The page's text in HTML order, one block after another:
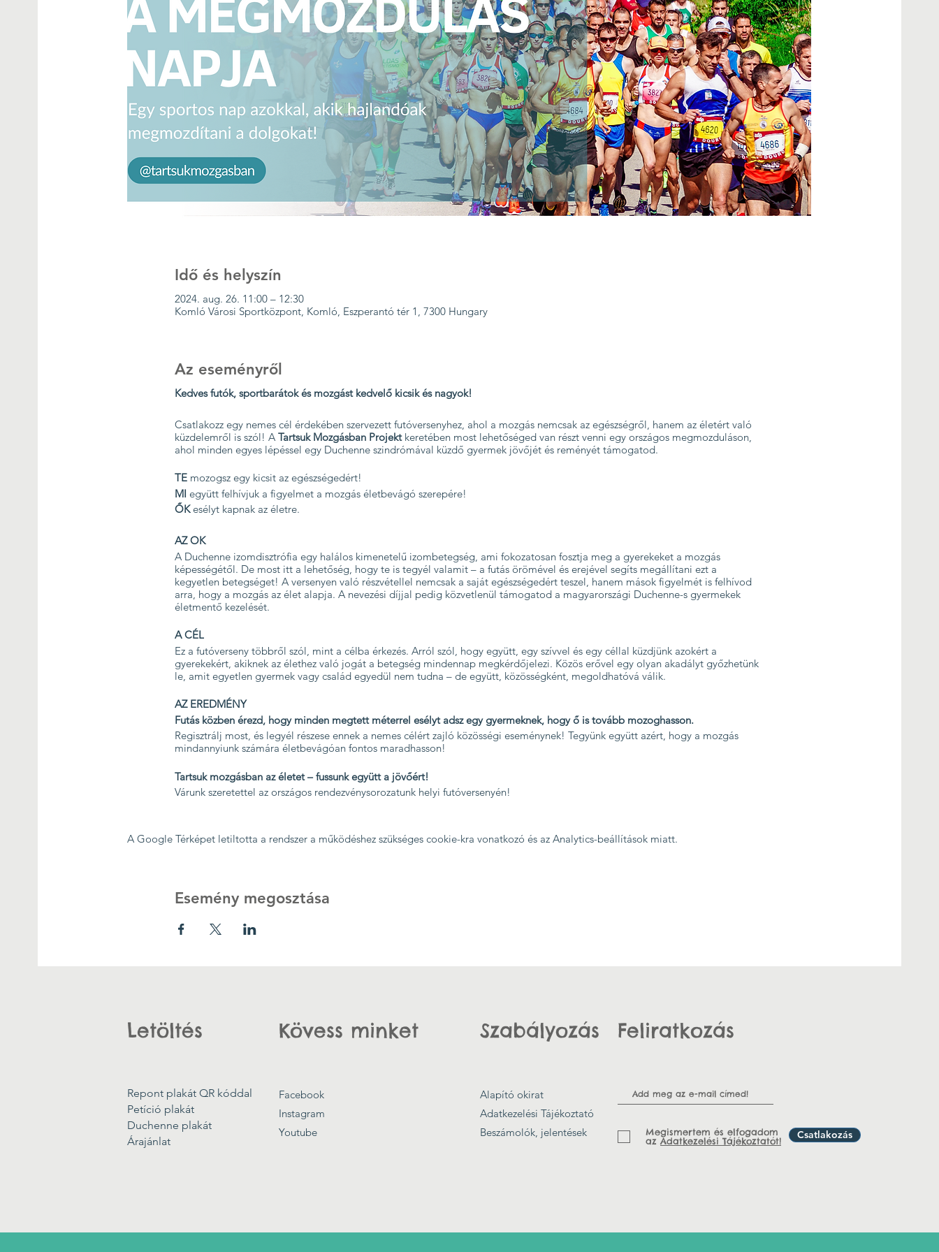
Idő és helyszín
2024. aug. 26. 11:00 – 12:30
Komló Városi Sportközpont, Komló, Eszperantó tér 1, 7300 Hungary
Az eseményről
Kedves futók, sportbarátok és mozgást kedvelő kicsik és nagyok!
Csatlakozz egy nemes cél érdekében szervezett futóversenyhez, ahol a mozgás nemcsak az egészségről, hanem az életért való
küzdelemről is szól! ATartsuk Mozgásban Projektkeretében most lehetőséged van részt venni egy országos megmozduláson,
ahol minden egyes lépéssel egy Duchenne szindrómával küzdő gyermek jövőjét és reményét támogatod.
TE mozogsz egy kicsit az egészségedért!
MI együtt felhívjuk a figyelmet a mozgás életbevágó szerepére!
ŐKesélyt kapnak az életre.
AZ OK
A Duchenne izomdisztrófia egy halálos kimenetelű izombetegség, ami fokozatosan fosztja meg a gyerekeket a mozgás
képességétől. De most itt a lehetőség, hogy te is tegyél valamit – a futás örömével és erejével segíts megállítani ezt a
kegyetlen betegséget! A versenyen való részvétellel nemcsak a saját egészségedért teszel, hanem mások figyelmét is felhívod
arra, hogy a mozgás az élet alapja. A nevezési díjjal pedig közvetlenül támogatod a magyarországi Duchenne-s gyermekek
életmentő kezelését.
A CÉL
Ez a futóverseny többről szól, mint a célba érkezés. Arról szól, hogy együtt, egy szívvel és egy céllal küzdjünk azokért a
gyerekekért, akiknek az élethez való jogát a betegség mindennap megkérdőjelezi. Közös erővel egy olyan akadályt győzhetünk
le, amit egyetlen gyermek vagy család egyedül nem tudna – de együtt, közösségként, megoldhatóvá válik.
AZ EREDMÉNY
Futás közben érezd, hogy minden megtett méterrel esélyt adsz egy gyermeknek, hogy ő is tovább mozoghasson.
Regisztrálj most, és legyél részese ennek a nemes célért zajló közösségi eseménynek! Tegyünk együtt azért, hogy a mozgás
mindannyiunk számára életbevágóan fontos maradhasson!
Tartsuk mozgásban az életet – fussunk együtt a jövőért!
Várunk szeretettel az országos rendezvénysorozatunk helyi futóversenyén!
A Google Térképet letiltotta a rendszer a működéshez szükséges cookie-kra vonatkozó és az Analytics-beállítások miatt.
Esemény megosztása
Letöltés Kövess minket
Repont plakát QR kóddal
Petíció plakát
Duchenne plakát
Árajánlat
Facebook
Instagram
Youtube
Szabályozás
Alapító okirat
Adatkezelési Tájékoztató
Beszámolók, jelentések
Feliratkozás
Csatlakozás
Megismertem és elfogadom
az Adatkezelési Tájékoztatót!